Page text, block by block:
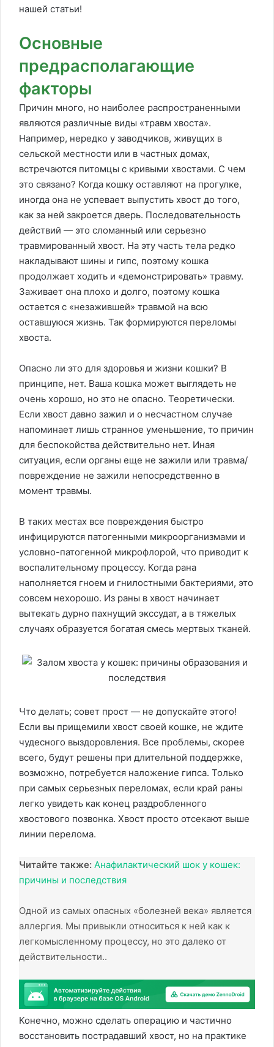
нашей статьи!
Основные
предрасполагающие
факторы
Причин много, но наиболее распространенными
являются различные виды «травм хвоста».
Например, нередко у заводчиков, живущих в
сельской местности или в частных домах,
встречаются питомцы с кривыми хвостами. С чем
это связано? Когда кошку оставляют на прогулке,
иногда она не успевает выпустить хвост до того,
как за ней закроется дверь. Последовательность
действий — это сломанный или серьезно
травмированный хвост. На эту часть тела редко
накладывают шины и гипс, поэтому кошка
продолжает ходить и «демонстрировать» травму.
Заживает она плохо и долго, поэтому кошка
остается с «незажившей» травмой на всю
оставшуюся жизнь. Так формируются переломы
хвоста.
Опасно ли это для здоровья и жизни кошки? В
принципе, нет. Ваша кошка может выглядеть не
очень хорошо, но это не опасно. Теоретически.
Если хвост давно зажил и о несчастном случае
напоминает лишь странное уменьшение, то причин
для беспокойства действительно нет. Иная
ситуация, если органы еще не зажили или травма/
повреждение не зажили непосредственно в
момент травмы.
В таких местах все повреждения быстро
инфицируются патогенными микроорганизмами и
условно-патогенной микрофлорой, что приводит к
воспалительному процессу. Когда рана
наполняется гноем и гнилостными бактериями, это
совсем нехорошо. Из раны в хвост начинает
вытекать дурно пахнущий экссудат, а в тяжелых
случаях образуется богатая смесь мертвых тканей.
Что делать; совет прост — не допускайте этого!
Если вы прищемили хвост своей кошке, не ждите
чудесного выздоровления. Все проблемы, скорее
всего, будут решены при длительной поддержке,
возможно, потребуется наложение гипса. Только
при самых серьезных переломах, если край раны
легко увидеть как конец раздробленного
хвостового позвонка. Хвост просто отсекают выше
линии перелома.
Читайте также: Анафилактический шок у кошек:
причины и последствия
Одной из самых опасных «болезней века» является
аллергия. Мы привыкли относиться к ней как к
легкомысленному процессу, но это далеко от
действительности..
Конечно, можно сделать операцию и частично
восстановить пострадавший хвост, но на практике